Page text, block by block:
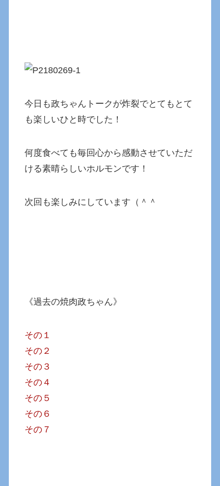
今日も政ちゃんトークが炸裂でとてもとて
も楽しいひと時でした！
何度食べても毎回心から感動させていただ
ける素晴らしいホルモンです！
次回も楽しみにしています（＾＾
《過去の焼肉政ちゃん》
その１
その２
その３
その４
その５
その６
その７